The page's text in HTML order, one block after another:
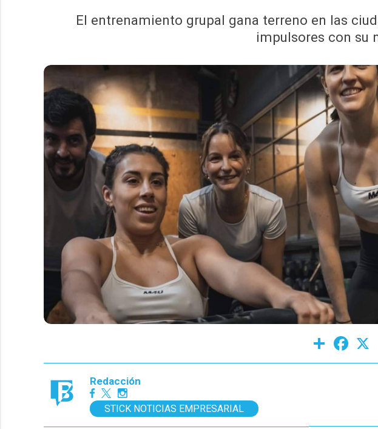
El entrenamiento grupal gana terreno en las
impulsores con su
Share
Redacción
STICK NOTICIAS EMPRESARIAL